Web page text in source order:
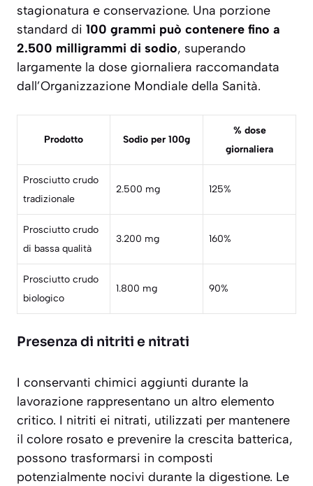
stagionatura e conservazione. Una porzione
standard di 100 grammi può contenere fino a
2.500 milligrammi di sodio, superando
largamente la dose giornaliera raccomandata
dall’Organizzazione Mondiale della Sanità.
Prodotto Sodio per 100g
% dose
giornaliera
Prosciutto crudo
tradizionale
2.500 mg 125%
Prosciutto crudo
di bassa qualità
3.200 mg 160%
Prosciutto crudo
biologico
1.800 mg 90%
Presenza di nitriti e nitrati
I conservanti chimici aggiunti durante la
lavorazione rappresentano un altro elemento
critico. I nitriti ei nitrati, utilizzati per mantenere
il colore rosato e prevenire la crescita batterica,
possono trasformarsi in composti
potenzialmente nocivi durante la digestione. Le